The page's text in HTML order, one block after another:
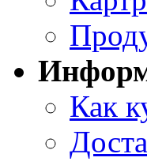
Как